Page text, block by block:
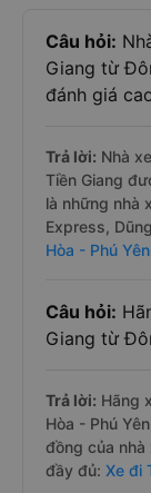
Câu hỏi:
Giang từ
đánh giá
Trả lời: Nhà
Tiền Giang
là những nhà
Express,
Hòa - Phú
Câu hỏi:
Giang từ
Trả lời: Hãng
Hòa - Phú
đồng của nhà
đầy đủ: Xe đi